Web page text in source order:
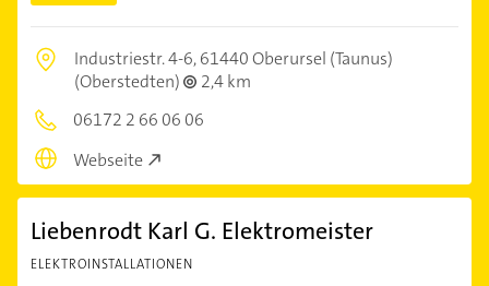
Industriestr. 4-6,61440 Oberursel (Taunus)
(Oberstedten)
2,4 km
06172 2 66 06 06
Webseite
Liebenrodt Karl G. Elektromeister
ELEKTROINSTALLATIONEN